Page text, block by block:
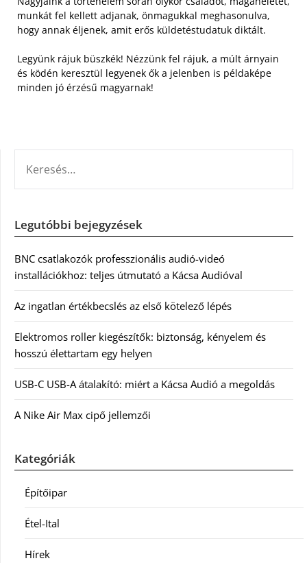
munkát fel kellett adjanak, önmagukkal meghasonulva,
hogy annak éljenek, amit erős küldetéstudatuk diktált.
Legyünk rájuk büszkék! Nézzünk fel rájuk, a múlt árnyain
és ködén keresztül legyenek ők a jelenben is példaképe
minden jó érzésű magyarnak!
Legutóbbi bejegyzések
BNC csatlakozók professzionális audió-videó
installációkhoz: teljes útmutató a Kácsa Audióval
Az ingatlan értékbecslés az első kötelező lépés
Elektromos roller kiegészítők: biztonság, kényelem és
hosszú élettartam egy helyen
USB-C USB-A átalakító: miért a Kácsa Audió a megoldás
A Nike Air Max cipő jellemzői
Kategóriák
Építőipar
Étel-Ital
Hírek